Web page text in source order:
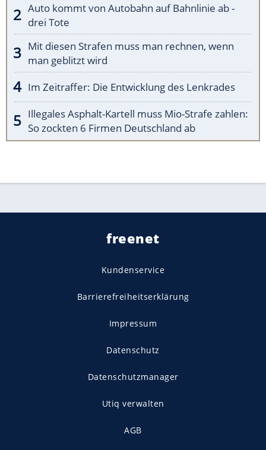
Auto kommt von Autobahn auf Bahnlinie ab -
drei Tote
Mit diesen Strafen muss man rechnen, wenn
man geblitzt wird
Im Zeitraffer: Die Entwicklung des Lenkrades
Illegales Asphalt-Kartell muss Mio-Strafe zahlen:
So zockten 6 Firmen Deutschland ab
freenet
Kundenservice
Barrierefreiheitserklärung
Impressum
Datenschutz
Datenschutzmanager
Utiq verwalten
AGB